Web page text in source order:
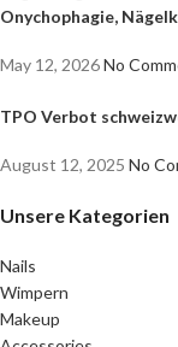
Onychophagie,
May 12, 2026No
TPO Verbot
August 12, 2025 No
Unsere Kategorien
Nails
Wimpern
Makeup